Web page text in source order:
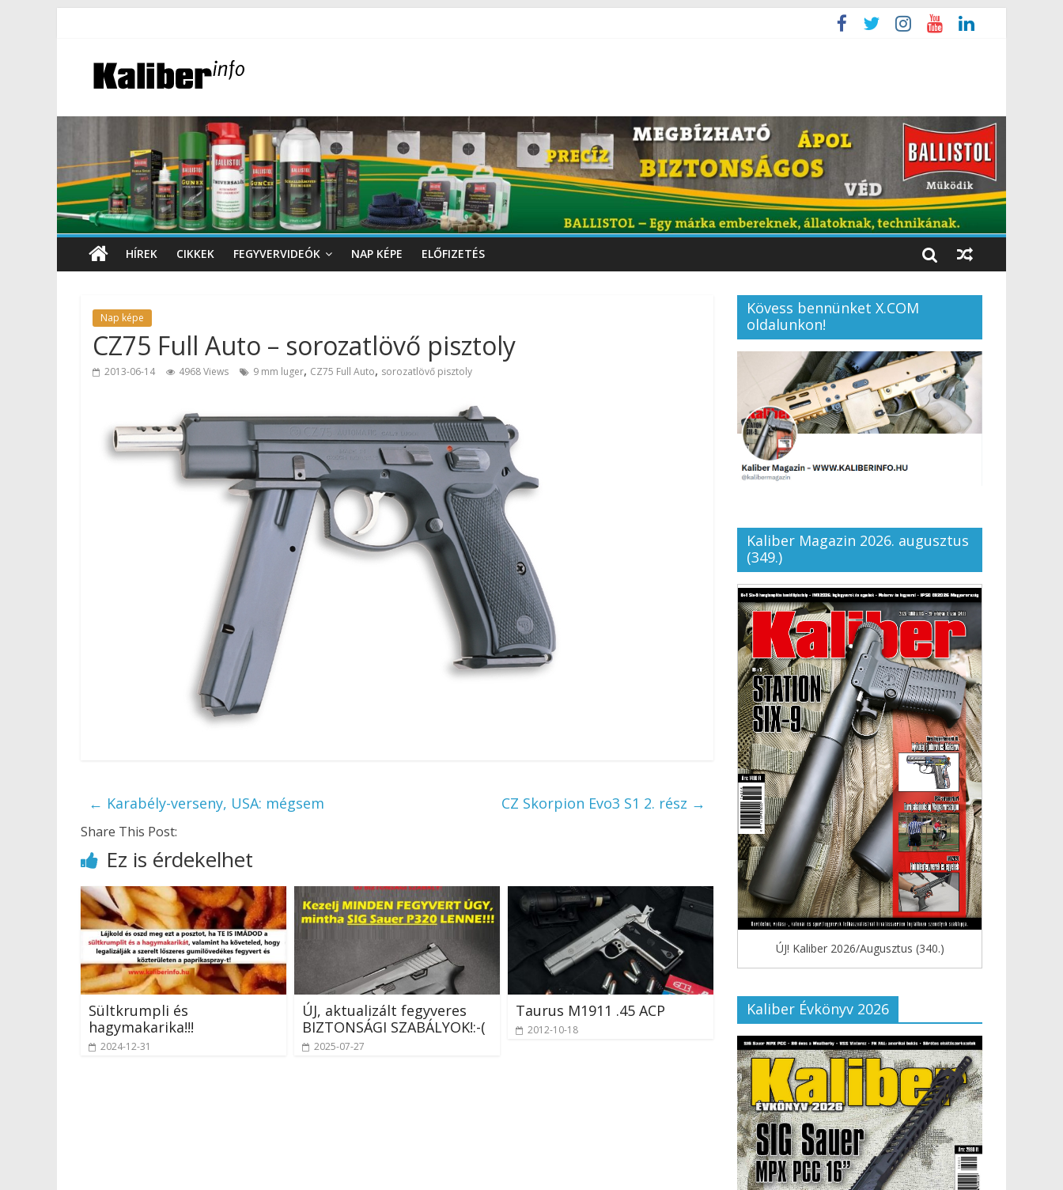
HÍREK CIKKEK FEGYVERVIDEÓK NAP KÉPE ELŐFIZETÉS
Nap képe
CZ75 Full Auto – sorozatlövő pisztoly
2013-06-14 4968 Views 9 mm luger, CZ75 Full Auto, sorozatlövő pisztoly
← Karabély-verseny, USA: mégsem CZ Skorpion Evo3 S1 2. rész →
Share This Post:
Ez is érdekelhet
Sültkrumpli és
hagymakarika!!!
2024-12-31
ÚJ, aktualizált fegyveres
BIZTONSÁGI SZABÁLYOK!:-(
2025-07-27
Taurus M1911 .45 ACP
2012-10-18
Kövess bennünket X.COM
oldalunkon!
Kaliber Magazin 2026. augusztus
(349.)
ÚJ! Kaliber 2026/Augusztus (340.)
Kaliber Évkönyv 2026